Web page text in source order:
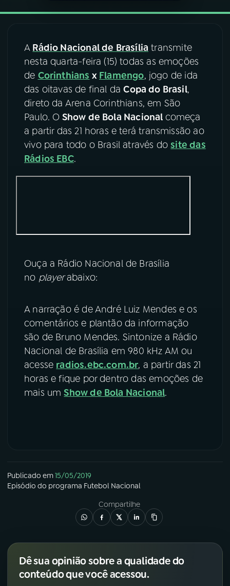
07ÚLTIMAS
08FESTIVAL DE MÚSICA
YouTube Facebook
Instagram X
TikTok
A Rádio Nacional de Brasília transmite
nesta quarta-feira (15) todas as emoções
de Corinthians x Flamengo, jogo de ida
das oitavas de final daCopa do Brasil,
direto da Arena Corinthians, em São
Paulo. O Show de Bola Nacional começa
a partir das 21 horas e terá transmissão ao
vivo para todo o Brasil através dosite das
Rádios EBC.
Ouça a Rádio Nacional de Brasília
no playerabaixo:
A narração é de André Luiz Mendes e os
comentários e plantão da informação
são de Bruno Mendes. Sintonize a Rádio
Nacional de Brasília em 980 kHz AM ou
acesse radios.ebc.com.br, a partir das 21
horas e fique por dentro das emoções de
mais umShow de Bola Nacional.
Publicado em15/05/2019
Episódio do programa Futebol Nacional
Compartilhe
Dê sua opinião sobre a qualidade do
conteúdo que você acessou.